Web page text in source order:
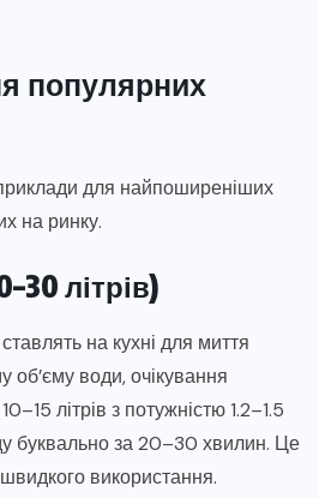
популярних
для найпоширеніших
на ринку.
літрів)
на кухні для миття
об’єму води, очікування
літрів з потужністю 1.2–1.5
буквально за 20–30 хвилин. Це
використання.